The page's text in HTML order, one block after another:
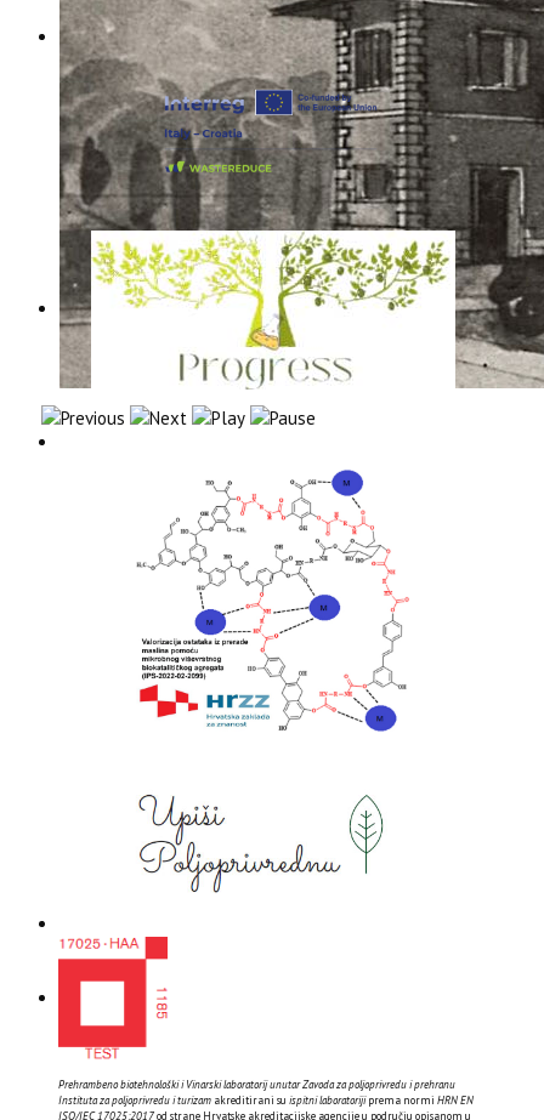
Prehrambeno biotehnološki i Vinarski laboratorij unutar Zavoda za poljoprivredu i prehranu
Instituta za poljoprivredu i turizam akreditirani su ispitni laboratorijiprema normi HRN EN
ISO/IEC 17025:2017od strane Hrvatske akreditacijske agencije u području opisanom u